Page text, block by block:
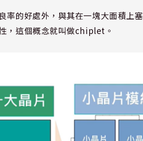
率的好處外，與其在一塊大面積上
，這個概念就叫做chiplet 。